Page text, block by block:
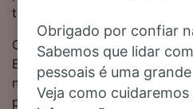
toda ou parte da sua viagem
O preço dos bilhetes de
Bruxelas Zaventem para
nos €5.20 quando reserva
pode ser mais barato do que
Obrigado por confiar
Sabemos que lidar
pessoais é uma
Veja como cuidaremos